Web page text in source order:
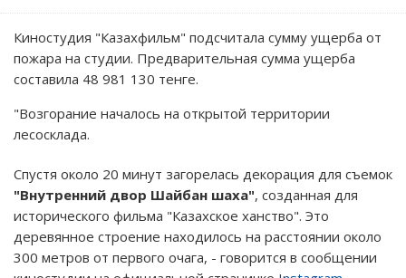
Киностудия "Казахфильм" подсчитала сумму ущерба от
пожара на студии. Предварительная сумма ущерба
составила 48 981 130 тенге.
"Возгорание началось на открытой территории
лесосклада.
Спустя около 20 минут загорелась декорация для съемок
"Внутренний двор Шайбан шаха", созданная для
исторического фильма "Казахское ханство". Это
деревянное строение находилось на расстоянии около
300 метров от первого очага, - говорится в сообщении